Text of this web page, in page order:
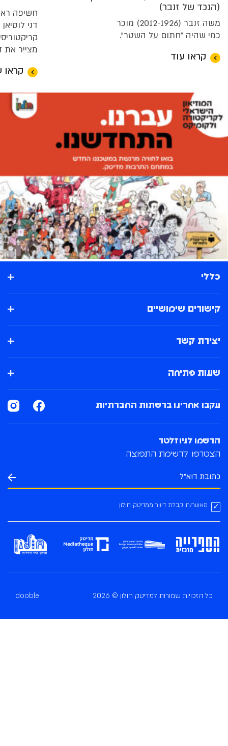
(הנכד של זנבר)
משה זנבר (2012-1926) מוכר
כמי שהיה "חתום על השטר".
קראו עוד
חשיפה
דני
מצייר את
קראו
כללי
קישורים שימושיים
יצירת קשר
שעות פתיחה
הרשמו לניוזלטר
הצטרפו לרשימת התפוצה
מאשר/ת קבלת דיוור ממדיטק חולון
עקבו אחרינו ברשתות החברתיות
כל הזכויות שמורות למדיטק חולון © 2026 dooble